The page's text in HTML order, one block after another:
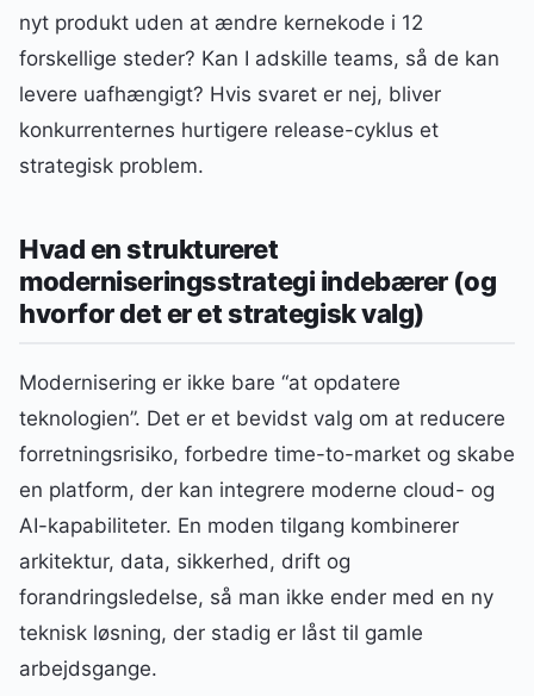
nyt produkt uden at ændre kernekode i 12
forskellige steder? Kan I adskille teams, så de kan
levere uafhængigt? Hvis svaret er nej, bliver
konkurrenternes hurtigere release-cyklus et
strategisk problem.
Hvad en struktureret
moderniseringsstrategi indebærer (og
hvorfor det er et strategisk valg)
Modernisering er ikke bare “at opdatere
teknologien”. Det er et bevidst valg om at reducere
forretningsrisiko, forbedre time-to-market og skabe
en platform, der kan integrere moderne cloud- og
AI-kapabiliteter. En moden tilgang kombinerer
arkitektur, data, sikkerhed, drift og
forandringsledelse, så man ikke ender med en ny
teknisk løsning, der stadig er låst til gamle
arbejdsgange.